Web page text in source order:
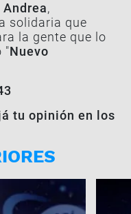
Andrea,
solidaria que
la gente que lo
"Nuevo
tu opinión en los